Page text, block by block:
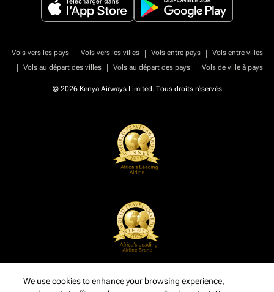
Vols vers les pays | Vols vers les villes | Vols entre pays |
Vols entre villes
|
Vols au départ des villes | Vols au départ des pays | Vols de ville à pays
© 2026 Kenya Airways Limited. Tous droits réservés
We use cookies to enhance your browsing experience,